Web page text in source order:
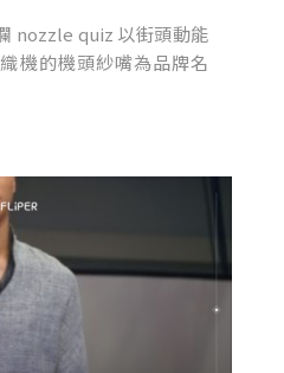
nozzle quiz 以街頭動能
機的機頭紗嘴為品牌名